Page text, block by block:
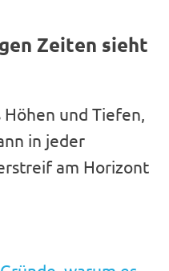
Zeiten sieht
und Tiefen,
in jeder
am Horizont